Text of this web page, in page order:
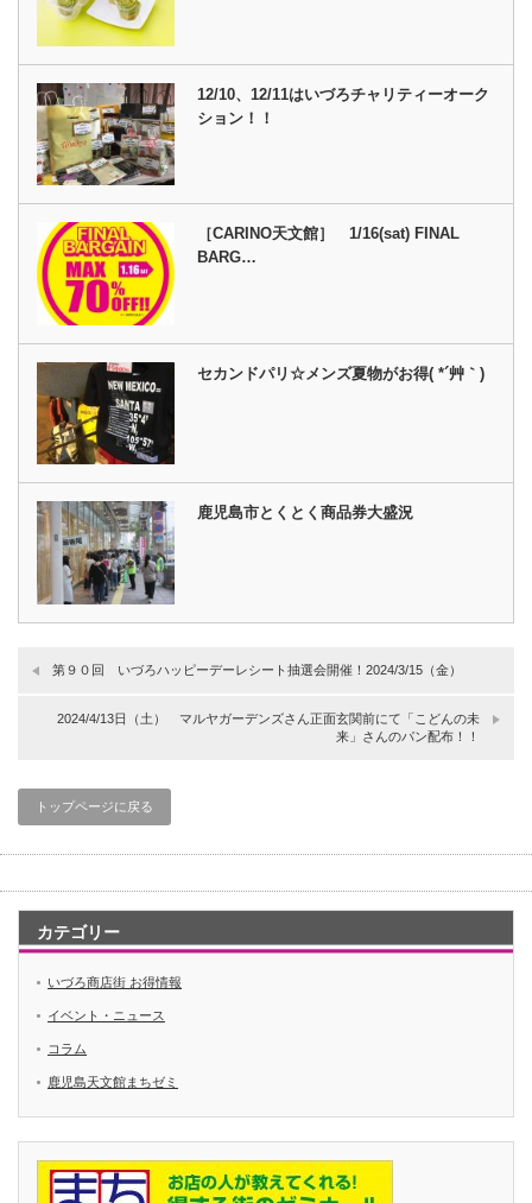
12/10、12/11はいづろチャリティーオーク
ション！！
［CARINO天文館］ 1/16(sat) FINAL
BARG…
セカンドパリ☆メンズ夏物がお得( *´艸｀)
鹿児島市とくとく商品券大盛況
第９０回 いづろハッピーデーレシート抽選会開催！2024/3/15（金）
2024/4/13日（土） マルヤガーデンズさん正面玄関前にて「こどんの未
来」さんのパン配布！！
トップページに戻る
カテゴリー
いづろ商店街 お得情報
イベント・ニュース
コラム
鹿児島天文館まちゼミ